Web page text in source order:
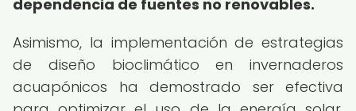
dependencia de fuentes no renovables.
Asimismo, la implementación de estrategias
de diseño bioclimático en invernaderos
acuapónicos ha demostrado ser efectiva